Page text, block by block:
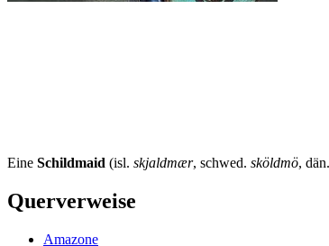
Eine Schildmaid (isl. skjaldmær, schwed. sköldmö, dän.
Querverweise
Amazone